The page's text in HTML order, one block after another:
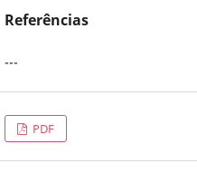
Referências
---
PDF